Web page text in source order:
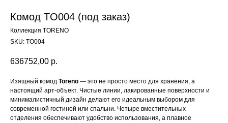
Комод TO004 (под заказ)
Коллекция TORENO
SKU: TO004
636752,00 р.
Изящный комод Toreno — это не просто место для хранения, а
настоящий арт-объект. Чистые линии, лакированные поверхности и
минималистичный дизайн делают его идеальным выбором для
современной гостиной или спальни. Четыре вместительных
отделения обеспечивают удобство использования, а плавное